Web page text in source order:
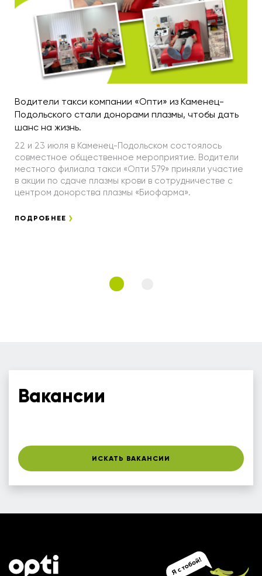
Водители такси компании «Опти» из Каменец-
Подольского стали донорами плазмы, чтобы дать
шанс на жизнь.
22 и 23 июля в Каменец-Подольском состоялось
совместное общественное мероприятие. Водители
местного филиала такси «Опти 579» приняли участие
в акции по сдаче плазмы крови в сотрудничестве с
центром донорства плазмы «Биофарма».
ПОДРОБНЕЕ
Вакансии
ИСКАТЬ ВАКАНСИИ